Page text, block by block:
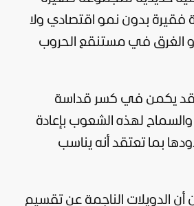
فقيرة بدون نمو اقتصادي ولا
الغرق في مستنقع الحروب
قد يكمن في كسر قداسة
والسماح لهذه الشعوب بإعادة
بما تعتقد أنه يناسب
الدويلات الناجمة عن تقسيم